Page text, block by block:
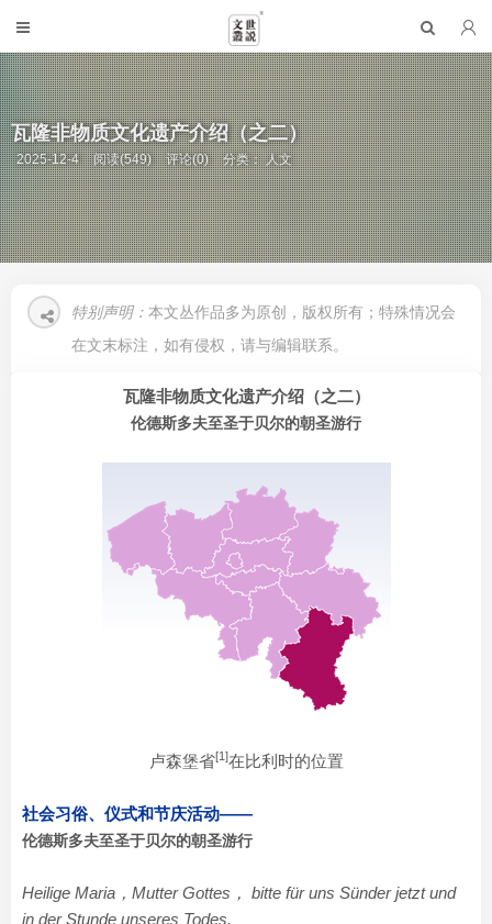
瓦隆非物质文化遗产介绍（之二）
2025-12-4 阅读(549) 评论(0) 分类：人文
特别声明： 本文丛作品多为原创，版权所有；特殊情况会
在文末标注，如有侵权，请与编辑联系。
瓦隆非物质文化遗产介绍（之二）
伦德斯多夫至圣于贝尔的朝圣游行
卢森堡省[1]在比利时的位置
社会习俗、仪式和节庆活动——
伦德斯多夫至圣于贝尔的朝圣游行
Heilige Maria，Mutter Gottes， bitte für uns Sünder jetzt und
in derStunde unseres Todes.